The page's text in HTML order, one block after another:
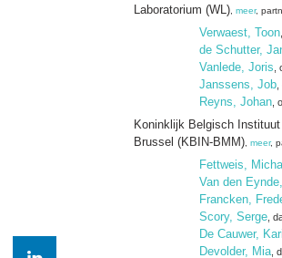
Laboratorium (WL) meer,
Verwaest, Toon
de Schutter,
Vanlede, Joris
Janssens, Job
Reyns, Johan ,
Koninklijk Belgisch
Brussel (KBIN-BMM) meer,
Fettweis,
Van den
Francken,
Scory, Serge ,
De Cauwer,
Devolder, Mia ,